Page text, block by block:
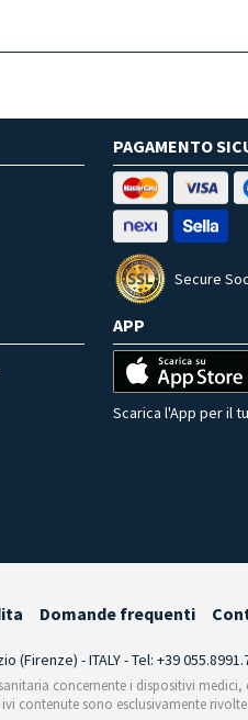
PAGAMENTO
Secure
APP
Scarica l'App per il
Domande frequenti
(Firenze) - ITALY - Tel: +39
concernente i dispositivi
contenute sono esclusivamente